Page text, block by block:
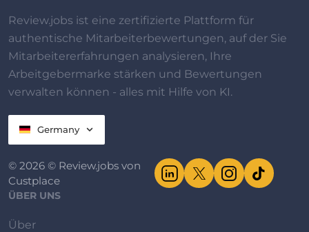
Review.jobs ist eine zertifizierte Plattform für
authentische Mitarbeiterbewertungen, auf der Sie
Mitarbeitererfahrungen analysieren, Ihre
Arbeitgebermarke stärken und Bewertungen
verwalten können - alles mit Hilfe von KI.
Germany
© 2026 © Review.jobs von
Custplace
ÜBER UNS
Über